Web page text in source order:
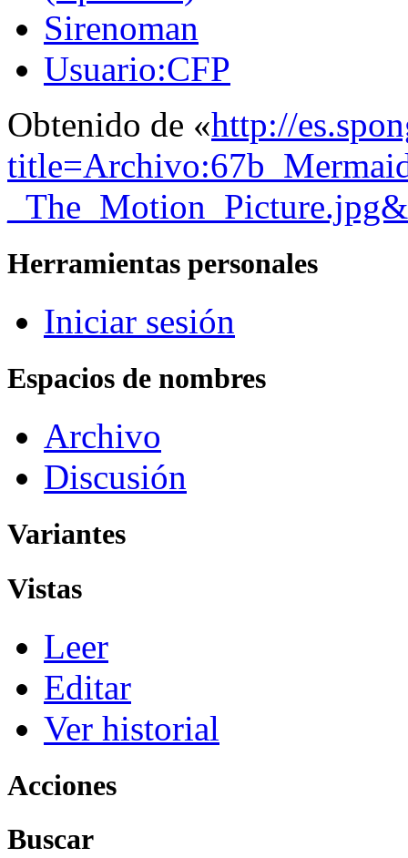
Sirenoman
Usuario:CFP
Obtenido de «http://
Herramientas personales
Iniciar sesión
Espacios de nombres
Archivo
Discusión
Variantes
Vistas
Leer
Editar
Ver historial
Acciones
Buscar